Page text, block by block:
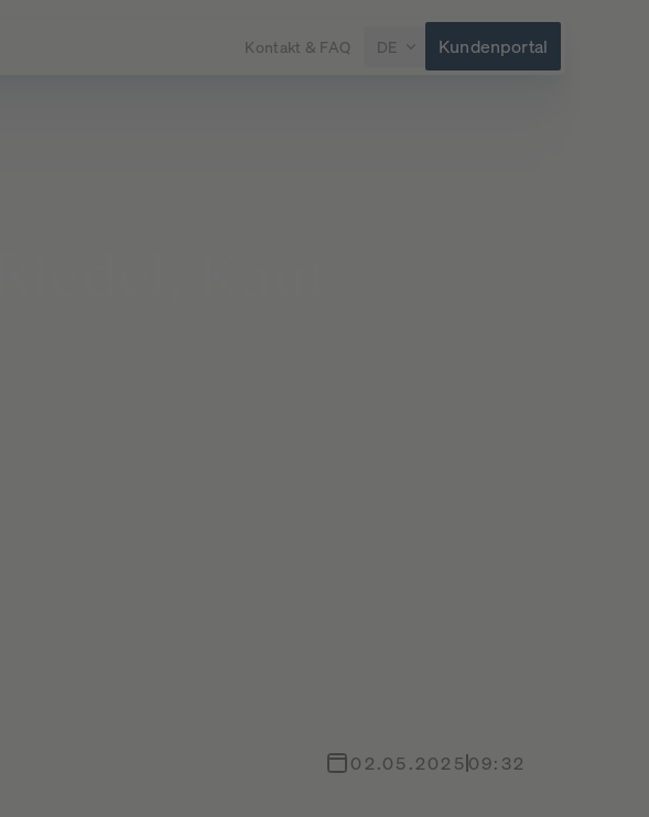
Kontakt & FAQ DE Kundenportal
02.05.202509:32